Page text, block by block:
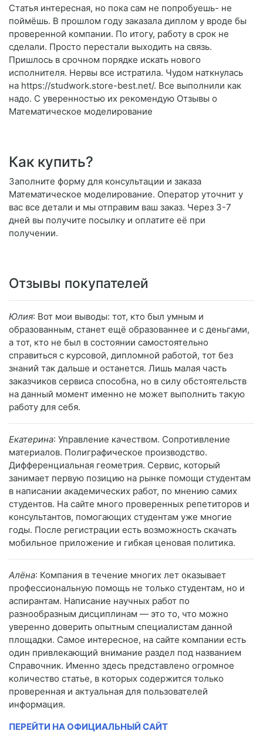
Статья интересная, но пока сам не попробуешь- не
поймёшь. В прошлом году заказала диплом у вроде бы
проверенной компании. По итогу, работу в срок не
сделали. Просто перестали выходить на связь.
Пришлось в срочном порядке искать нового
исполнителя. Нервы все истратила. Чудом наткнулась
на https://studwork.store-best.net/. Все выполнили как
надо. С уверенностью их рекомендую Отзывы о
Математическое моделирование
Как купить?
Заполните форму для консультации и заказа
Математическое моделирование. Оператор уточнит у
вас все детали и мы отправим ваш заказ. Через 3-7
дней вы получите посылку и оплатите её при
получении.
Отзывы покупателей
Юлия: Вот мои выводы: тот, кто был умным и
образованным, станет ещё образованнее и с деньгами,
а тот, кто не был в состоянии самостоятельно
справиться с курсовой, дипломной работой, тот без
знаний так дальше и останется. Лишь малая часть
заказчиков сервиса способна, но в силу обстоятельств
на данный момент именно не может выполнить такую
работу для себя.
Екатерина: Управление качеством. Сопротивление
материалов. Полиграфическое производство.
Дифференциальная геометрия. Сервис, который
занимает первую позицию на рынке помощи студентам
в написании академических работ, по мнению самих
студентов. На сайте много проверенных репетиторов и
консультантов, помогающих студентам уже многие
годы. После регистрации есть возможность скачать
мобильное приложение и гибкая ценовая политика.
Алёна: Компания в течение многих лет оказывает
профессиональную помощь не только студентам, но и
аспирантам. Написание научных работ по
разнообразным дисциплинам — это то, что можно
уверенно доверить опытным специалистам данной
площадки. Самое интересное, на сайте компании есть
один привлекающий внимание раздел под названием
Справочник. Именно здесь представлено огромное
количество статье, в которых содержится только
проверенная и актуальная для пользователей
информация.
ПЕРЕЙТИ НА ОФИЦИАЛЬНЫЙ САЙТ